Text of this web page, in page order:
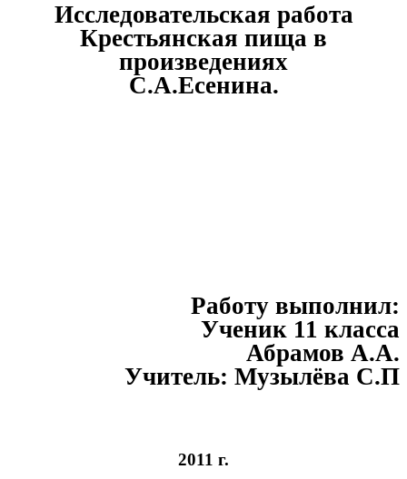
Исследовательская работа
Крестьянская пища в
произведениях
С.А.Есенина.
Работу выполнил:
Ученик 11 класса
Абрамов А.А.
Учитель: Музылёва С.П
2011 г.